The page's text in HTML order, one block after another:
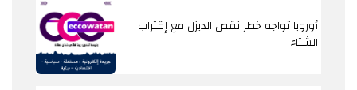
أوروبا تواجه خطر نقص الديزل مع إقتراب
الشتاء